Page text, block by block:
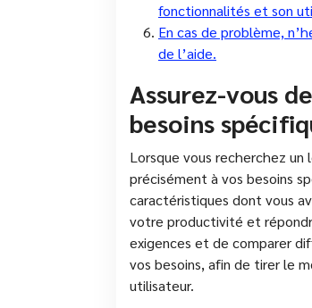
fonctionnalités et son
En cas de problème,
de l’aide.
Assurez-vous
besoins
Lorsque vous recherchez
précisément à vos besoins
caractéristiques dont vous
votre productivité et
exigences et de comparer
vos besoins, afin de tirer le
utilisateur.